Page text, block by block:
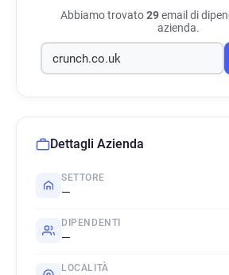
Abbiamo trovato29email di
azienda.
Dettagli Azienda
SETTORE
—
DIPENDENTI
—
LOCALITÀ